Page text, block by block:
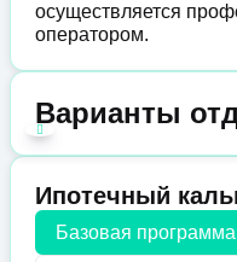
осуществляется
оператором.
Варианты
Ипотечный
Базовая программа